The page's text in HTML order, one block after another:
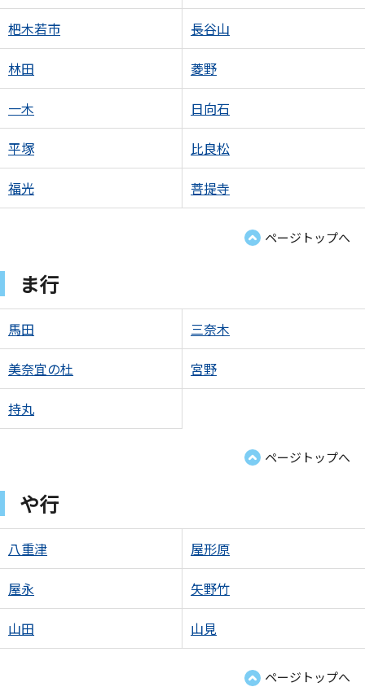
杷木若市 長谷山
林田 菱野
一木 日向石
平塚 比良松
福光 菩提寺
ページトップへ
ま行
馬田 三奈木
美奈宜の杜 宮野
持丸
ページトップへ
や行
八重津 屋形原
屋永 矢野竹
山田 山見
ページトップへ